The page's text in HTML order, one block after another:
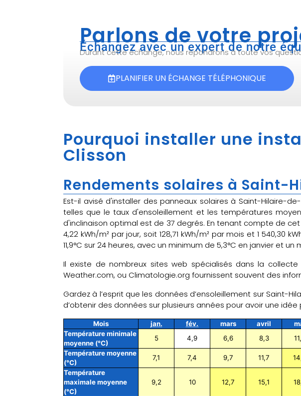
Parlons de votre
Échangez avec un expert de notre
Durant cette échange, nous répondrons à toute vos
PLANIFIER UN ÉCHANGE TÉLÉPHONIQUE
Pourquoi installer une
Clisson
Rendements solaires à Saint-
Est-il avisé d'installer des panneaux solaires à Saint-Hilaire-
telles que le taux d'ensoleillement et les températures
d'inclinaison optimal est de 37 degrés. En tenant compte de
4,22 kWh/m² par jour, soit 128,71 kWh/m² par mois et 1
11,9°C sur 24 heures, avec un minimum de 5,3°C en janvier et un
Il existe de nombreux sites web spécialisés dans la
Weather.com, ou Climatologie.org fournissent souvent des
Gardez à l’esprit que les données d’ensoleillement sur Saint-
d’obtenir des données sur plusieurs années pour avoir une
Mois jan. fév. mars avril
Température minimale
moyenne (°C)
5 4,9 6,6 8,3
Température moyenne
(°C)
7,1 7,4 9,7 11,7
Température
maximale moyenne
(°C)
9,2 10 12,7 15,1